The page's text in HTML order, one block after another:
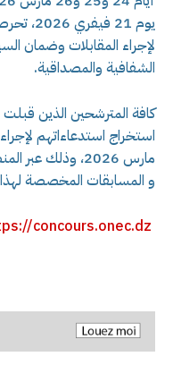
يوم 21
لإجراء المقابلات وضمان
الشفافية والمصداقية.
كافة المترشحين الذين
مارس 2026، وذلك
و المسابقات المخصصة
concours.onec.dz